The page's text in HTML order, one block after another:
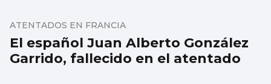
El español Juan Alberto González
Garrido, fallecido en el atentado
ATENTADOS EN FRANCIA